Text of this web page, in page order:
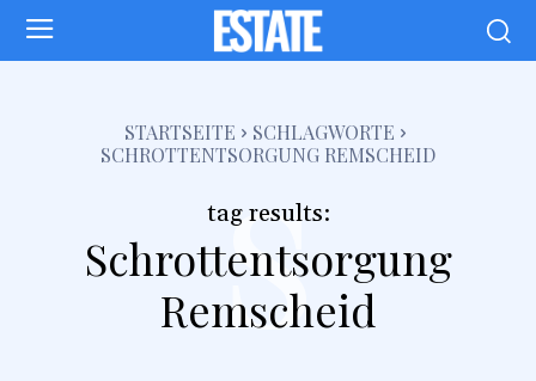
STARTSEITE
SCHLAGWORTE
SCHROTTENTSORGUNG REMSCHEID
tag results:
Schrottentsorgung
Remscheid
s